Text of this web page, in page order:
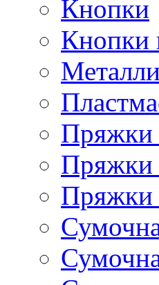
Кнопки
Кнопки
Пряжки
Пряжки
Пряжки